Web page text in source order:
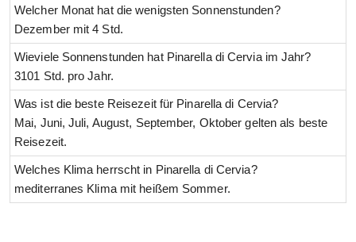
Welcher Monat hat die wenigsten Sonnenstunden?
Dezember mit 4 Std.
Wieviele Sonnenstunden hat Pinarella di Cervia im Jahr?
3101 Std. pro Jahr.
Was ist die beste Reisezeit für Pinarella di Cervia?
Mai, Juni, Juli, August, September, Oktober gelten als beste
Reisezeit.
Welches Klima herrscht in Pinarella di Cervia?
mediterranes Klima mit heißem Sommer.